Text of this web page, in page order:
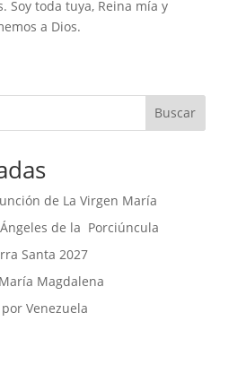
Soy toda tuya, Reina mía y
a Dios.
Buscar
de La Virgen María
de la Porciúncula
Santa 2027
Magdalena
Venezuela